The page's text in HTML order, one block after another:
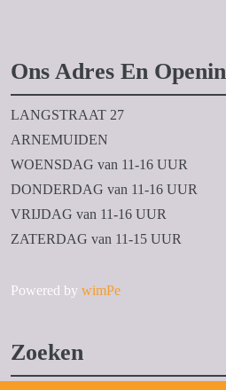
Ons Adres En
LANGSTRAAT 27
ARNEMUIDEN
WOENSDAG van 11-16 UUR
DONDERDAG van 11-16 UUR
VRIJDAG van 11-16 UUR
ZATERDAG van 11-15 UUR
Powered by wimPe
Zoeken